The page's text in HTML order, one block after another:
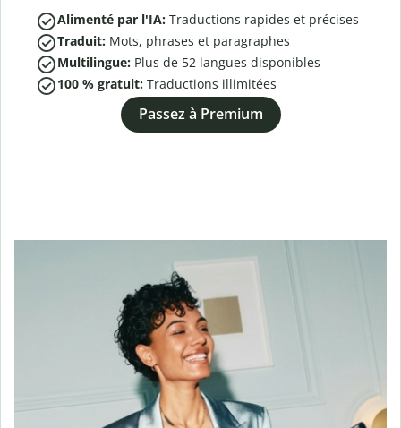
Alimenté par l'IA: Traductions rapides et précises
Traduit: Mots, phrases et paragraphes
Multilingue: Plus de 52 langues disponibles
100 % gratuit: Traductions illimitées
Passez à Premium